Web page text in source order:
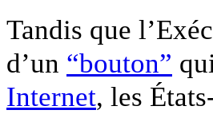
Tandis que
d’un “bouton”
Internet, les